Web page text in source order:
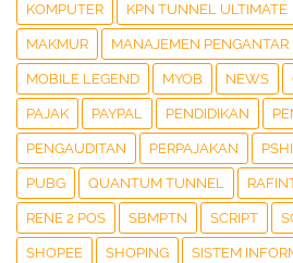
KOMPUTER KPN TUNNEL ULTIMATE
MAKMUR MANAJEMEN PENGANTAR
MOBILE LEGEND MYOB NEWS
PAJAK PAYPAL PENDIDIKAN
PENGAUDITAN PERPAJAKAN
PUBG QUANTUM TUNNEL
RENE 2 POS SBMPTN SCRIPT
SHOPEE SHOPING SISTEM